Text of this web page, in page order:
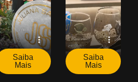
Saiba
Mais
Saiba
Mais